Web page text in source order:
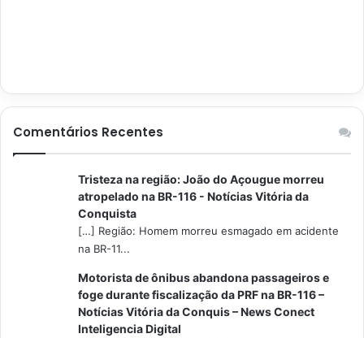
Comentários Recentes
Tristeza na região: João do Açougue morreu
atropelado na BR-116 - Notícias Vitória da
Conquista
[…] Região: Homem morreu esmagado em acidente
na BR-11...
Motorista de ônibus abandona passageiros e
foge durante fiscalização da PRF na BR-116 –
Notícias Vitória da Conquis – News Conect
Inteligencia Digital